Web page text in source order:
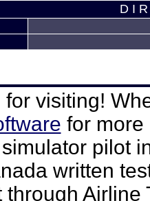
D I
visiting!
for more
pilot
written
through